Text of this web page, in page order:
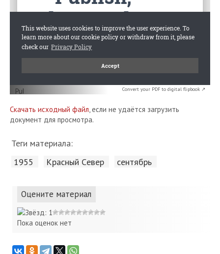
Convert your PDF to digital flipbook ↗
Скачать исходный файл, если не удаётся загрузить
документ для просмотра.
Теги материала:
1955 Красный Cевер сентябрь
Оцените материал
Пока оценок нет